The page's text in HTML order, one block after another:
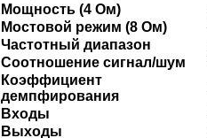
Мощность (4 Ом)
Мостовой режим (8 Ом)
Частотный диапазон
Соотношение сигнал/шум
Коэффициент
демпфирования
Входы
Выходы